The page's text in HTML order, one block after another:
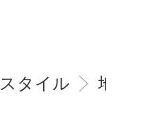
タイル 地域情